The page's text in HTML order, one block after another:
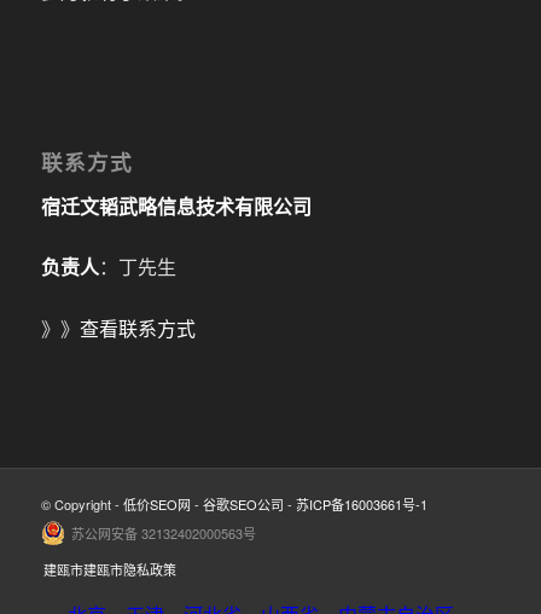
联系方式
宿迁文韬武略信息技术有限公司
负责人：丁先生
》》 查看联系方式
© Copyright - 低价SEO网 - 谷歌SEO公司 - 苏ICP备16003661号-1
苏公网安备 32132402000563号
建瓯市建瓯市隐私政策